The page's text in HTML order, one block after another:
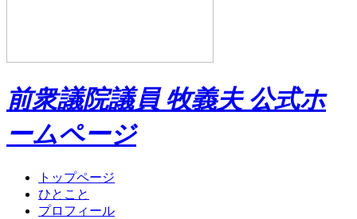
前衆議院議員 牧義夫 公式ホ
ームページ
トップページ
ひとこと
プロフィール